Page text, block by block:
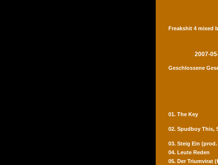
Freakshit 4 mixed
2007-
Geschlossene
01. The Key
02. Spudboy This,
03. Steig Ein
04. Leute Reden
05. Der Triumvirat